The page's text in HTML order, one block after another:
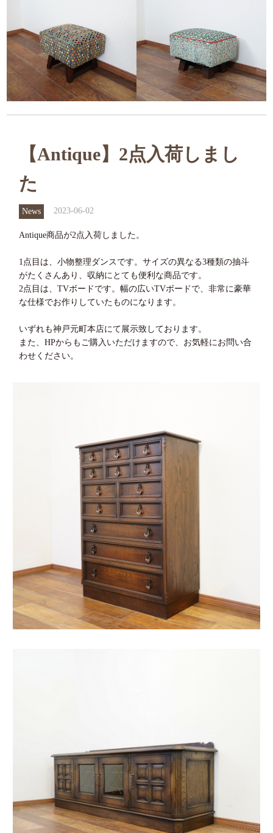
【Antique】2点入荷しまし
た
News 2023-06-02
Antique商品が2点入荷しました。
1点目は、小物整理ダンスです。サイズの異なる3種類の抽斗
がたくさんあり、収納にとても便利な商品です。
2点目は、TVボードです。幅の広いTVボードで、非常に豪華
な仕様でお作りしていたものになります。
いずれも神戸元町本店にて展示致しております。
また、HPからもご購入いただけますので、お気軽にお問い合
わせください。